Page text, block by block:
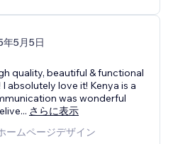
年5月5日
quality, beautiful & functional
absolutely love it! Kenya is a
was wonderful
... さらに表示
ームページデザイン